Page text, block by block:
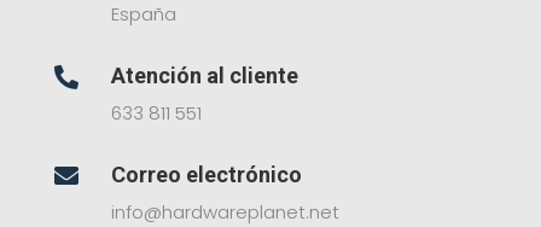
España

Atención al cliente
633 811 551

Correo electrónico
info@hardwareplanet.net